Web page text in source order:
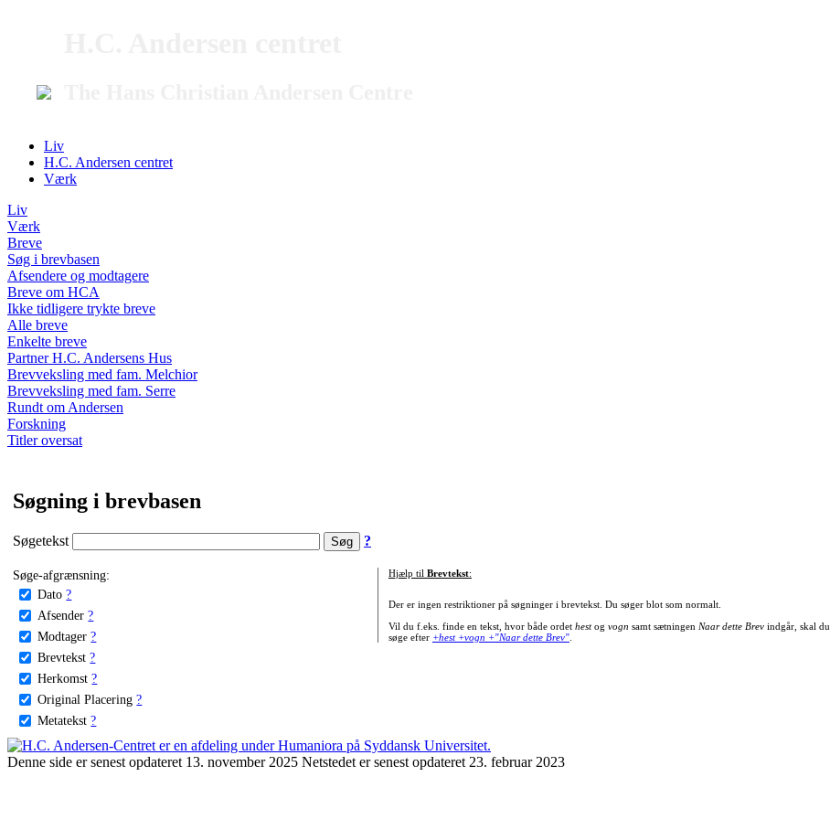
Liv
H.C. Andersen centret
Værk
Liv
Værk
Breve
Søg i brevbasen
Afsendere og modtagere
Breve om HCA
Ikke tidligere trykte breve
Alle breve
Enkelte breve
Partner H.C. Andersens Hus
Brevveksling med fam. Melchior
Brevveksling med fam. Serre
Rundt om Andersen
Forskning
Titler oversat
Søgning i brevbasen
Søgetekst ?
Søge-afgrænsning:
Dato ?
Afsender ?
Modtager ?
Brevtekst ?
Herkomst ?
Original Placering ?
Metatekst ?
Hjælp til Brevtekst:
Der er ingen restriktioner på søgninger i brevtekst. Du søger blot som normalt.
Vil du f.eks. finde en tekst, hvor både ordet hestog vogn samt sætningen Naar dette Brevindgår, skal du
søge efter +hest +vogn +"Naar dette Brev".
Denne side er senest opdateret 13. november 2025 Netstedet er senest opdateret 23. februar 2023